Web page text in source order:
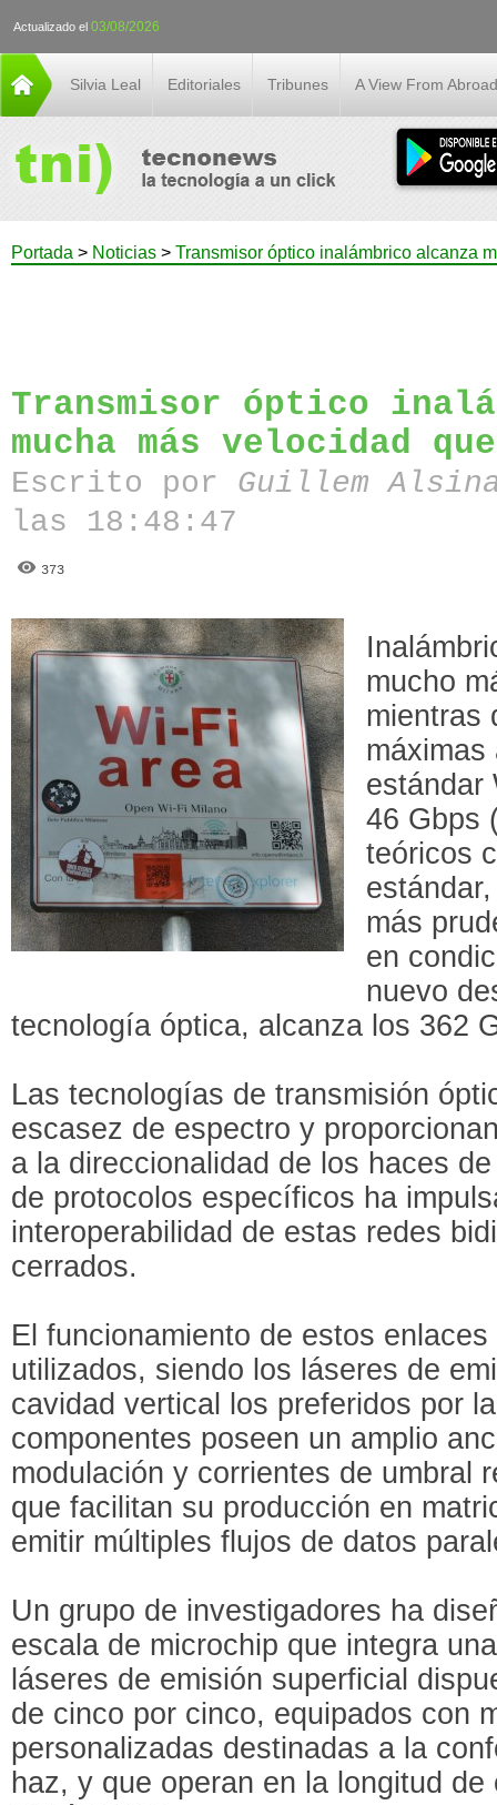
Actualizado el 03/08/2026
Silvia Leal Editoriales Tribunes A View From Abroad
Portada > Noticias > Transmisor óptico inalámbrico alcanza
Transmisor óptico
mucha más velocidad
Escrito por Guillem
las 18:48:47
373
mucho
mientras
máximas
estándar
46 Gbps
teóricos
más
en
nuevo
tecnología óptica, alcanza los 362
Las tecnologías de transmisión
escasez de espectro y
a la direccionalidad de los haces
de protocolos específicos ha
interoperabilidad de estas redes
cerrados.
El funcionamiento de estos
utilizados, siendo los láseres de
cavidad vertical los preferidos por
componentes poseen un amplio
modulación y corrientes de umbral
que facilitan su producción en
emitir múltiples flujos de datos
Un grupo de investigadores ha
escala de microchip que integra
láseres de emisión superficial
de cinco por cinco, equipados con
personalizadas destinadas a la
haz, y que operan en la longitud de